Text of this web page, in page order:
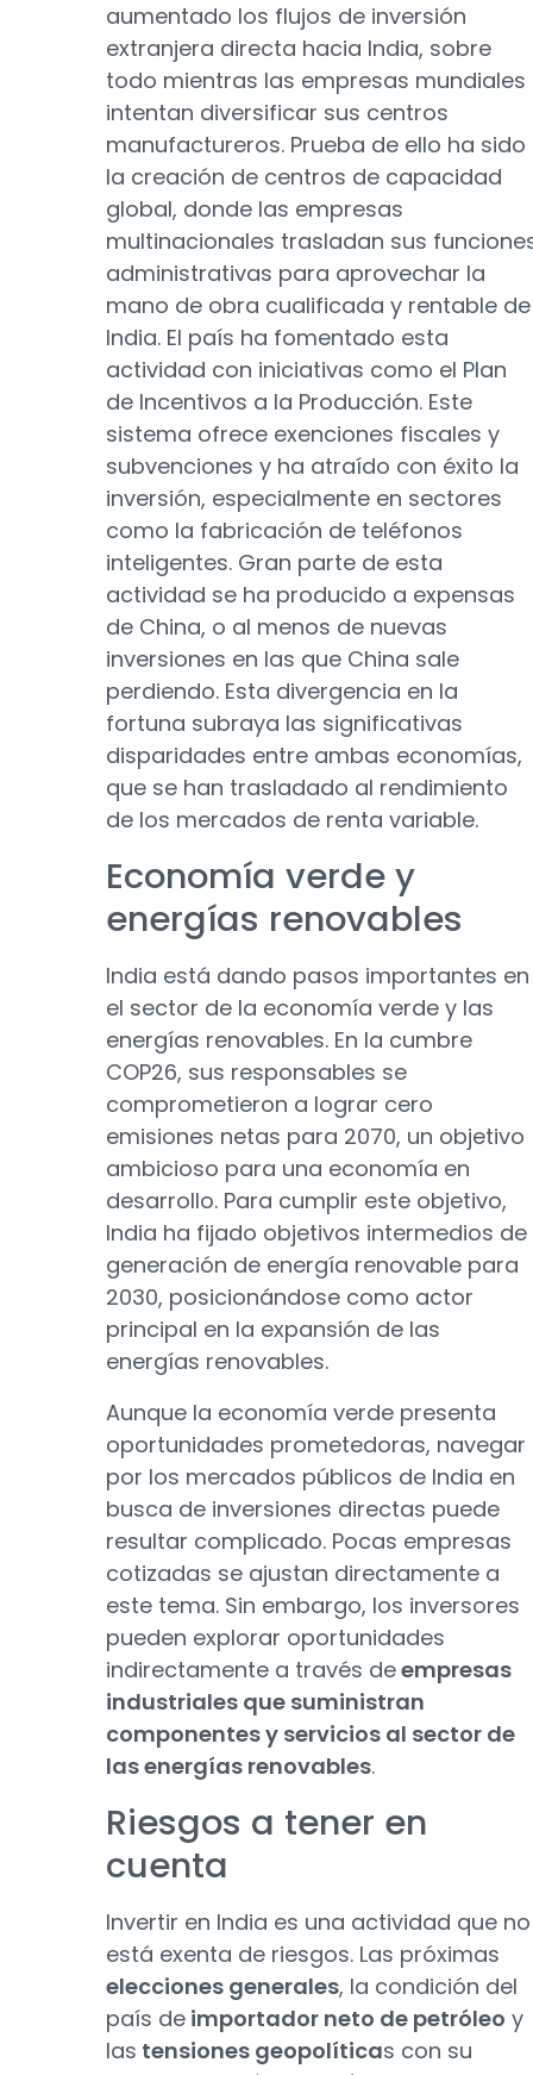
aumentado los flujos de inversión
extranjera directa hacia India, sobre
todo mientras las empresas mundiales
intentan diversificar sus centros
manufactureros. Prueba de ello ha sido
la creación de centros de capacidad
global, donde las empresas
multinacionales trasladan sus
administrativas para aprovechar la
mano de obra cualificada y rentable de
India. El país ha fomentado esta
actividad con iniciativas como el Plan
de Incentivos a la Producción. Este
sistema ofrece exenciones fiscales y
subvenciones y ha atraído con éxito la
inversión, especialmente en sectores
como la fabricación de teléfonos
inteligentes. Gran parte de esta
actividad se ha producido a expensas
de China, o al menos de nuevas
inversiones en las que China sale
perdiendo. Esta divergencia en la
fortuna subraya las significativas
disparidades entre ambas economías,
que se han trasladado al rendimiento
de los mercados de renta variable.
Economía verde y
energías renovables
India está dando pasos importantes en
el sector de la economía verde y las
energías renovables. En la cumbre
COP26, sus responsables se
comprometieron a lograr cero
emisiones netas para 2070, un objetivo
ambicioso para una economía en
desarrollo. Para cumplir este objetivo,
India ha fijado objetivos intermedios de
generación de energía renovable para
2030, posicionándose como actor
principal en la expansión de las
energías renovables.
Aunque la economía verde presenta
oportunidades prometedoras, navegar
por los mercados públicos de India en
busca de inversiones directas puede
resultar complicado. Pocas empresas
cotizadas se ajustan directamente a
este tema. Sin embargo, los inversores
pueden explorar oportunidades
indirectamente a través deempresas
industriales que suministran
componentes y servicios al sector de
las energías renovables.
Riesgos a tener en
cuenta
Invertir en India es una actividad que no
está exenta de riesgos. Las próximas
elecciones generales, la condición del
país de importador neto de petróleo y
las tensiones geopolíticas con su